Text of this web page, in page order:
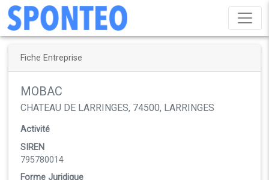
Fiche Entreprise
MOBAC
CHATEAU DE LARRINGES, 74500, LARRINGES
Activité
SIREN
795780014
Forme Juridique